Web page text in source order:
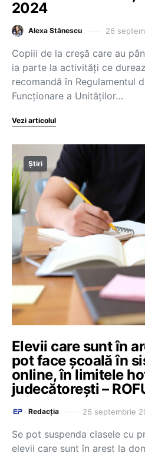
2024
Alexa Stănescu 26
Copiii de la creșă care au
ia parte la activități ce
recomandă în Regulamentul
Funcționare a Unităților…
Vezi articolul
Știri
Elevii care sunt în
pot face școală în
online, în limitele
judecătorești –
Redacția 26 septembrie
Se pot suspenda clasele cu
elevii care sunt în arest la